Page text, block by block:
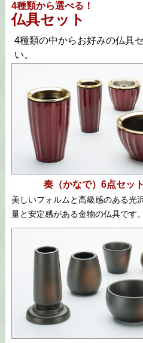
4種類から選べる！
仏具セット
4種類の中からお好みの仏具
い。
奏（かなで）6点セッ
美しいフォルムと高級感のある光
量と安定感がある金物の仏具です。